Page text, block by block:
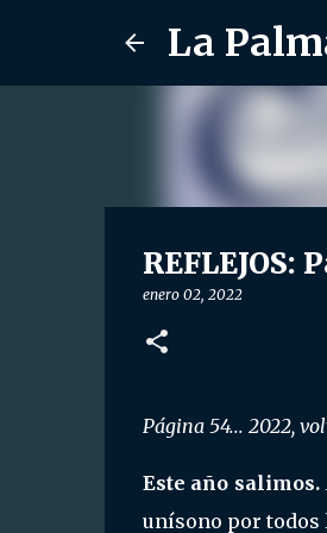
La
REFLEJOS:
enero 02, 2022
Página 54... 2022,
Este año salimos.
unísono por todos